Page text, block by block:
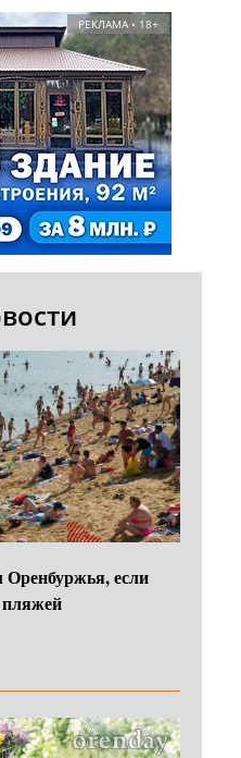
РЕКЛАМА • 18+
Оренбуржья, если